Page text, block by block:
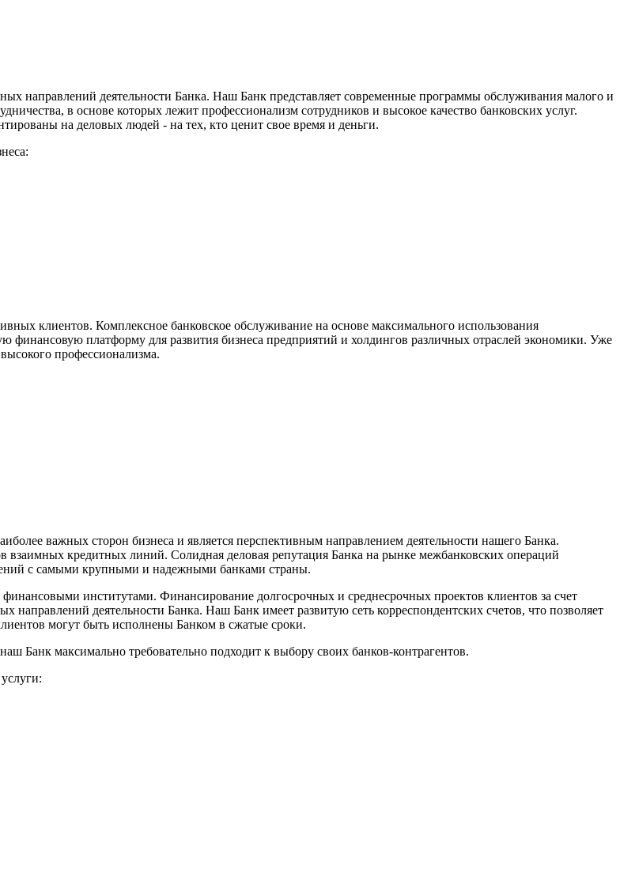
направлений деятельности Банка. Наш Банк представляет современные программы обслуживания малого и
в основе которых лежит профессионализм сотрудников и высокое качество банковских услуг.
на деловых людей - на тех, кто ценит свое время и деньги.
клиентов. Комплексное банковское обслуживание на основе максимального использования
финансовую платформу для развития бизнеса предприятий и холдингов различных отраслей экономики. Уже
профессионализма.
важных сторон бизнеса и является перспективным направлением деятельности нашего Банка.
взаимных кредитных линий. Солидная деловая репутация Банка на рынке межбанковских операций
с самыми крупными и надежными банками страны.
институтами. Финансирование долгосрочных и среднесрочных проектов клиентов за счет
деятельности Банка. Наш Банк имеет развитую сеть корреспондентских счетов, что позволяет
могут быть исполнены Банком в сжатые сроки.
максимально требовательно подходит к выбору своих банков-контрагентов.